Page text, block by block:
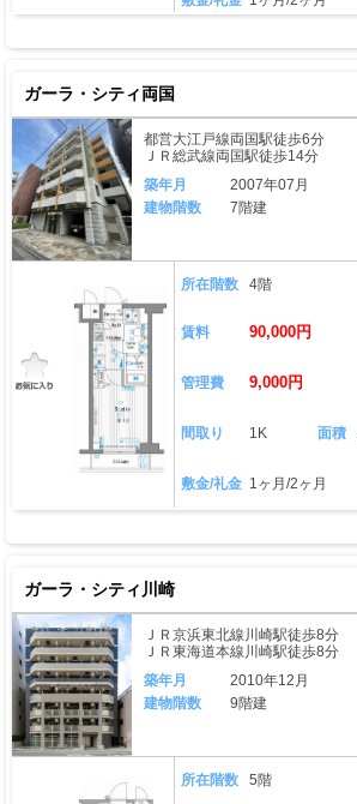
ガーラ・シティ両国
都営大江戸線両国駅徒歩6分
ＪＲ総武線両国駅徒歩14分
築年月
2007年07月
建物階数
7階建
所在階数 4階
賃料 90,000円
管理費 9,000円
間取り 1K 面積
敷金/礼金 1ヶ月/2ヶ月
ガーラ・シティ川崎
ＪＲ京浜東北線川崎駅徒歩8分
ＪＲ東海道本線川崎駅徒歩8分
築年月
2010年12月
建物階数
9階建
所在階数 5階